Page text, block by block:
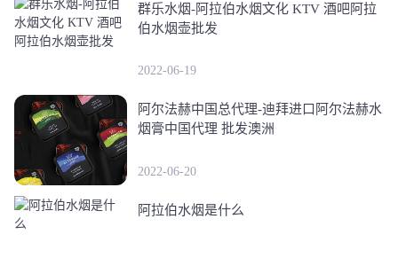
群乐水烟-阿拉伯水烟文化 KTV 酒吧阿拉
伯水烟壶批发
2022-06-19
阿尔法赫中国总代理-迪拜进口阿尔法赫水
烟膏中国代理 批发澳洲
2022-06-20
阿拉伯水烟是什么